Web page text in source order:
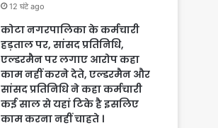
12 घंटे ago
कोटा नगरपालिका के कर्मचारी
हड़ताल पर, सांसद प्रतिनिधि,
एल्डरमैन पर लगाए आरोप कहा
काम नहीं करने देते, एल्डरमैन और
सांसद प्रतिनिधि ने कहा कर्मचारी
कई साल से यहां टिके है इसलिए
काम करना नहीं चाहते ।